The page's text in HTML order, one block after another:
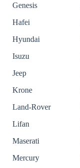
Genesis
Hafei
Hyundai
Isuzu
Jeep
Krone
Land-Rover
Lifan
Maserati
Mercury